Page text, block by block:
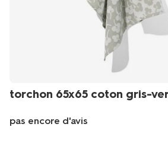
torchon 65x65 coton gris-
pas encore d'avis